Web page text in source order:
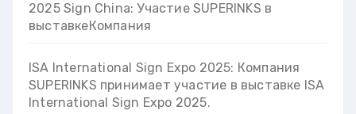
2025 Sign China: Участие SUPERINKS в
выставкеКомпания
ISA International Sign Expo 2025: Компания
SUPERINKS принимает участие в выставке ISA
International Sign Expo 2025.